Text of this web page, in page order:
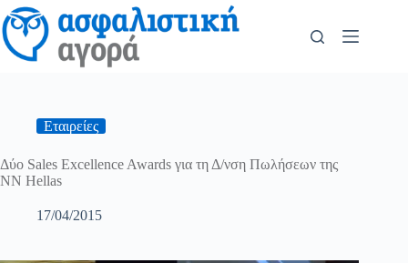
Εταιρείες
Δύο Sales Excellence Awards για τη Δ/νση Πωλήσεων της
NN Hellas
17/04/2015